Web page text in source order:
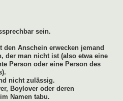
sein.
den Anschein erwecken jemand
der man nicht ist (also etwa eine
Person oder eine Person des
nicht zulässig.
Boylover oder deren
Namen tabu.